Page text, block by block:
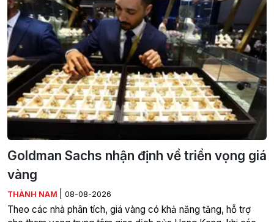
Goldman Sachs nhận định về triển vọng giá
vàng
THÀNH NAM 08-08-2026
Theo các nhà phân tích, giá vàng có khả năng tăng, hỗ trợ